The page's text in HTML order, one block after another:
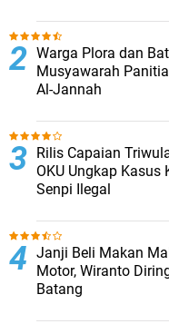
Warga Plora dan
Musyawarah
Al-Jannah
Rilis Capaian
OKU Ungkap Kasus
Senpi Ilegal
Janji Beli Makan
Motor, Wiranto
Batang